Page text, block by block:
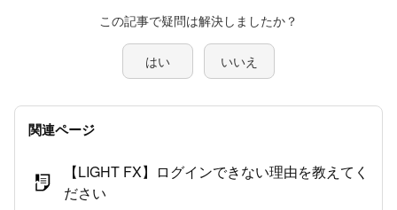
この記事で疑問は解決しましたか？
はい いいえ
関連ページ
【LIGHT FX】ログインできない理由を教えてく
ださい